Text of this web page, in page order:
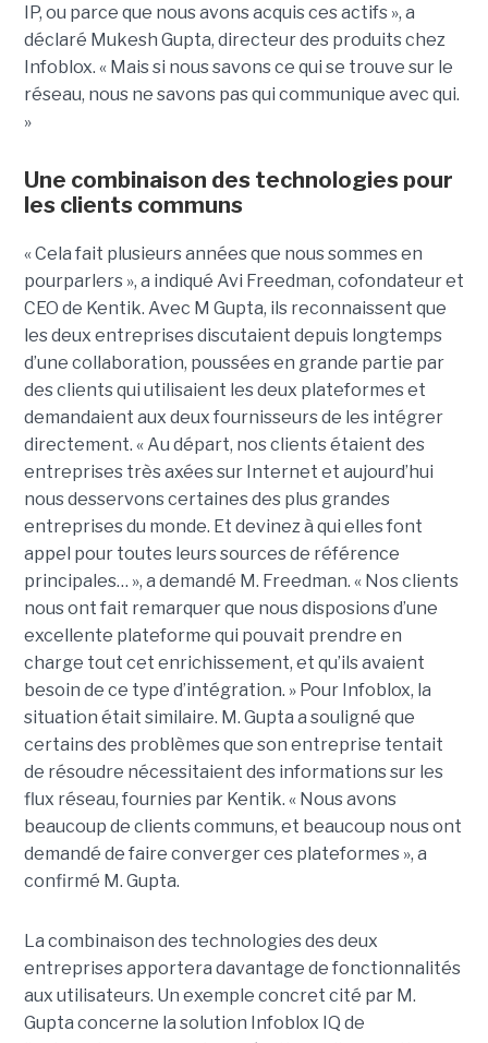
IP, ou parce que nous avons acquis ces actifs », a
déclaré Mukesh Gupta, directeur des produits chez
Infoblox. « Mais si nous savons ce qui se trouve sur le
réseau, nous ne savons pas qui communique avec qui.
»
Une combinaison des technologies pour
les clients communs
« Cela fait plusieurs années que nous sommes en
pourparlers », a indiqué Avi Freedman, cofondateur et
CEO de Kentik. Avec M Gupta, ils reconnaissent que
les deux entreprises discutaient depuis longtemps
d’une collaboration, poussées en grande partie par
des clients qui utilisaient les deux plateformes et
demandaient aux deux fournisseurs de les intégrer
directement. « Au départ, nos clients étaient des
entreprises très axées sur Internet et aujourd’hui
nous desservons certaines des plus grandes
entreprises du monde. Et devinez à qui elles font
appel pour toutes leurs sources de référence
principales… », a demandé M. Freedman. « Nos clients
nous ont fait remarquer que nous disposions d’une
excellente plateforme qui pouvait prendre en
charge tout cet enrichissement, et qu’ils avaient
besoin de ce type d’intégration. » Pour Infoblox, la
situation était similaire. M. Gupta a souligné que
certains des problèmes que son entreprise tentait
de résoudre nécessitaient des informations sur les
flux réseau, fournies par Kentik. « Nous avons
beaucoup de clients communs, et beaucoup nous ont
demandé de faire converger ces plateformes », a
confirmé M. Gupta.
La combinaison des technologies des deux
entreprises apportera davantage de fonctionnalités
aux utilisateurs. Un exemple concret cité par M.
Gupta concerne la solution Infoblox IQ de